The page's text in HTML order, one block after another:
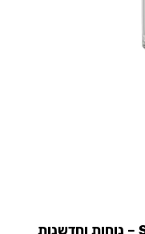
מסנן תה דופן כפולה של Samadoyo – נוחות וחדשנות